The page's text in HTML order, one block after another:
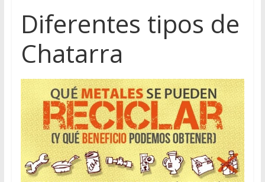
Diferentes tipos de
Chatarra